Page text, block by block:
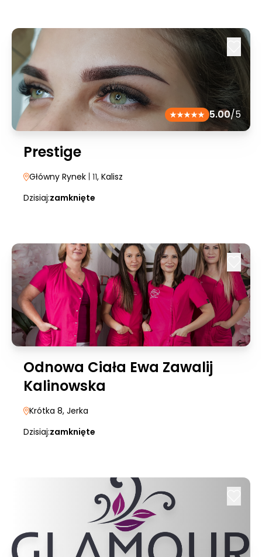
5.00/5
Prestige
Główny Rynek | 11, Kalisz
Dzisiaj:zamknięte
Odnowa Ciała Ewa Zawalij
Kalinowska
Krótka 8, Jerka
Dzisiaj:zamknięte